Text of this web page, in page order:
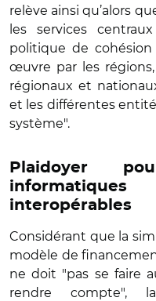
relève ainsi qu’alors
les services
politique de
œuvre par les
régionaux et
et les différentes
système".
Plaidoyer
interopérables
Considérant que la
modèle de
ne doit "pas se faire
rendre compte",